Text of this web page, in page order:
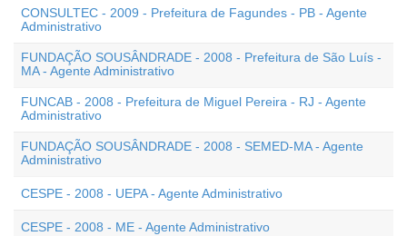
CONSULTEC - 2009 - Prefeitura de Fagundes - PB - Agente
Administrativo
FUNDAÇÃO SOUSÂNDRADE - 2008 - Prefeitura de São Luís -
MA - Agente Administrativo
FUNCAB - 2008 - Prefeitura de Miguel Pereira - RJ - Agente
Administrativo
FUNDAÇÃO SOUSÂNDRADE - 2008 - SEMED-MA - Agente
Administrativo
CESPE - 2008 - UEPA - Agente Administrativo
CESPE - 2008 - ME - Agente Administrativo